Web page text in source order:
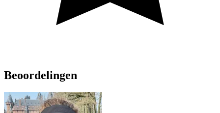
Beoordelingen